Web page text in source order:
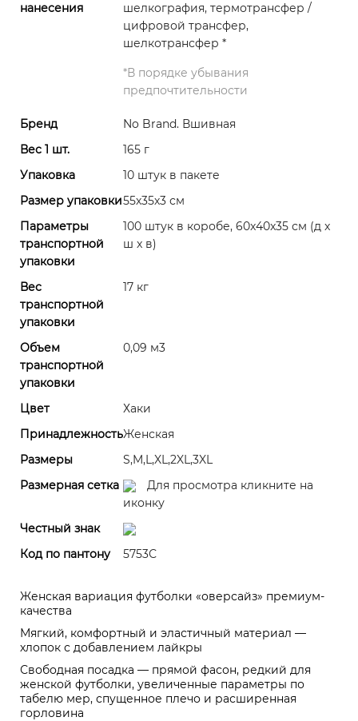
нанесения
шелкография, термотрансфер /
цифровой трансфер,
шелкотрансфер *
*В порядке убывания
предпочтительности
Бренд
No Brand. Вшивная
Вес 1 шт.
165 г
Упаковка
10 штук в пакете
Размер упаковки55х35х3 см
Параметры
транспортной
упаковки
100 штук в коробе, 60x40x35 см (д x
ш x в)
Вес
транспортной
упаковки
17 кг
Объем
транспортной
упаковки
0,09 м3
Цвет
Хаки
ПринадлежностьЖенская
Размеры
S,M,L,XL,2XL,3XL
Размерная сетка
Для просмотра кликните на
иконку
Честный знак
Код по пантону
5753С
Женская вариация футболки «оверсайз» премиум-
качества
Мягкий, комфортный и эластичный материал —
хлопок с добавлением лайкры
Свободная посадка — прямой фасон, редкий для
женской футболки, увеличенные параметры по
табелю мер, спущенное плечо и расширенная
горловина